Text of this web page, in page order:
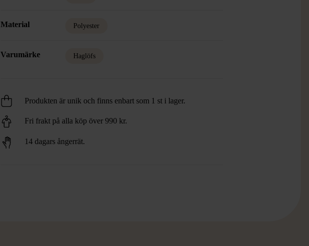
Material Polyester
Varumärke Haglöfs
Produkten är unik och finns enbart som 1 st i lager.
Fri frakt på alla köp över 990 kr.
14 dagars ångerrät.